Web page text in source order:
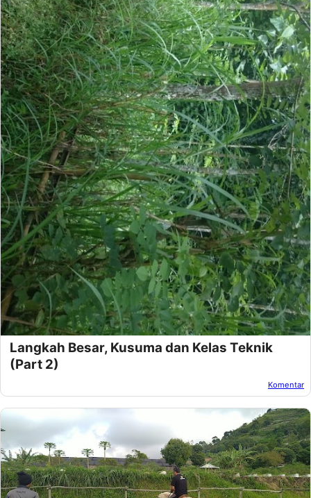
Oleh:Afandi Kusuma Pada:November 28, 2024
Langkah Besar, Kusuma dan Kelas Teknik
(Part 2)